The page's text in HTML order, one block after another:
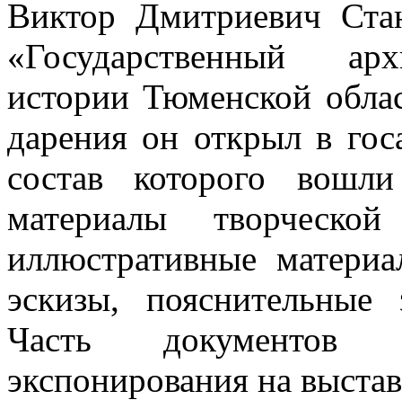
Виктор Дмитриевич
«Государственный
истории Тюменской
дарения он открыл в
состав которого
материалы
иллюстративные
эскизы,
Часть документов
экспонирования на